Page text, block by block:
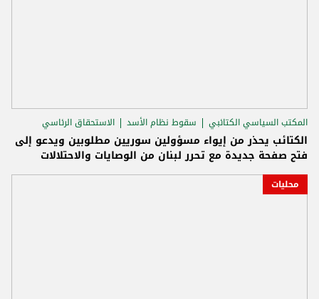
المكتب السياسي الكتائبي سقوط نظام الأسد الاستحقاق الرئاسي
الكتائب يحذر من إيواء مسؤولين سوريين مطلوبين ويدعو إلى
فتح صفحة جديدة مع تحرر لبنان من الوصايات والاحتلالات
محليات